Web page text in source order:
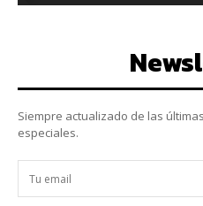
Siempre actualizado de las
especiales.